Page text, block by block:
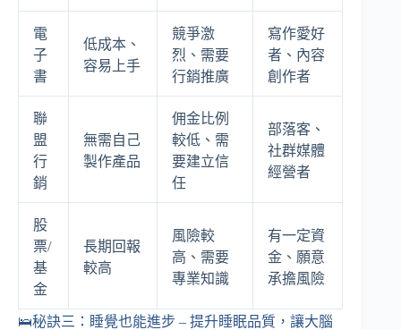
電
子
書
低成本、
容易上手
競爭激
烈、需要
行銷推廣
寫作愛好
者、內容
創作者
聯
盟
行
銷
無需自己
製作產品
佣金比例
較低、需
要建立信
任
部落客、
社群媒體
經營者
股
票/
基
金
長期回報
較高
風險較
高、需要
專業知識
有一定資
金、願意
承擔風險
🛌秘訣三：睡覺也能進步 – 提升睡眠品質，讓大腦